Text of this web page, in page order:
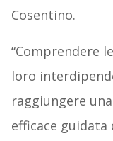
Cosentino.
“Comprendere
loro
raggiungere
efficace guidata